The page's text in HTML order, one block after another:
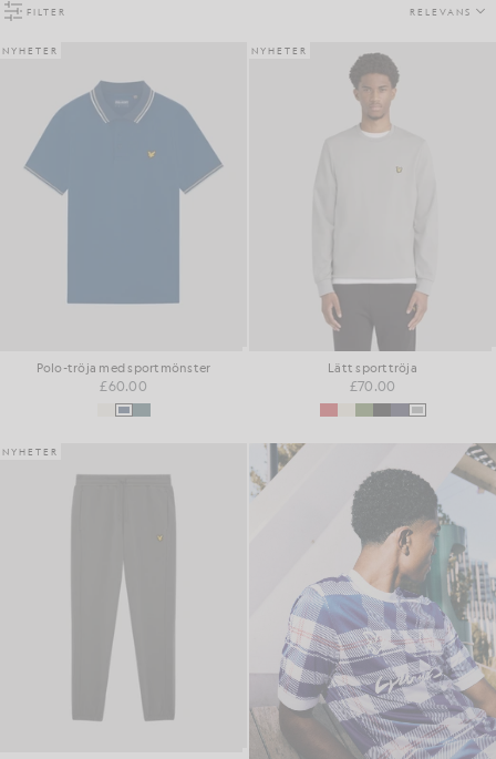
FILTER RELEVANS
NYHETER
Polo-tröja med sportmönster
£60.00
NYHETER
Lätt sporttröja
£70.00
NYHETER